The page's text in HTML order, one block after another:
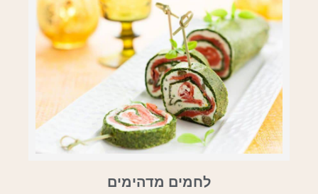
לחמים מדהימים